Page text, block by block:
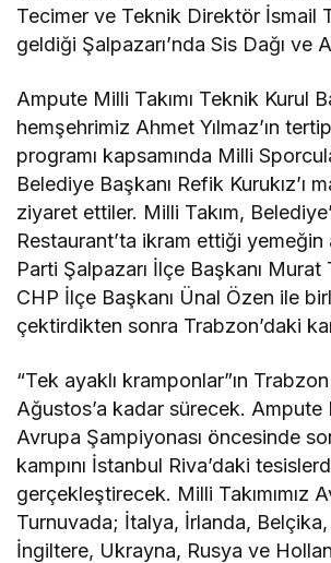
Tecimer ve Teknik Direktör İsmail
geldiği Şalpazarı’nda Sis Dağı ve
Ampute Milli Takımı Teknik Kurul
hemşehrimiz Ahmet Yılmaz’ın
programı kapsamında Milli
Belediye Başkanı Refik Kurukız’ı
ziyaret ettiler. Milli Takım,
Restaurant’ta ikram ettiği yemeğin
Parti Şalpazarı İlçe Başkanı
CHP İlçe Başkanı Ünal Özen ile
çektirdikten sonra Trabzon’daki
“Tek ayaklı kramponlar”ın
Ağustos’a kadar sürecek. Ampute
Avrupa Şampiyonası öncesinde
kampını İstanbul Riva’daki
gerçekleştirecek. Milli Takımımız
Turnuvada; İtalya, İrlanda,
İngiltere, Ukrayna, Rusya ve